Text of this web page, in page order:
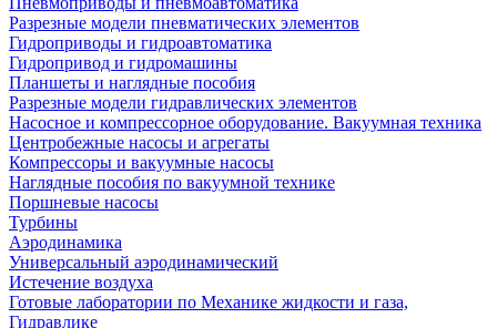
Разрезные модели пневматических элементов
Гидроприводы и гидроавтоматика
Гидропривод и гидромашины
Планшеты и наглядные пособия
Разрезные модели гидравлических элементов
Насосное и компрессорное оборудование. Вакуумная техника
Центробежные насосы и агрегаты
Компрессоры и вакуумные насосы
Наглядные пособия по вакуумной технике
Поршневые насосы
Турбины
Аэродинамика
Универсальный аэродинамический
Истечение воздуха
Готовые лаборатории по Механике жидкости и газа,
Гидравлике